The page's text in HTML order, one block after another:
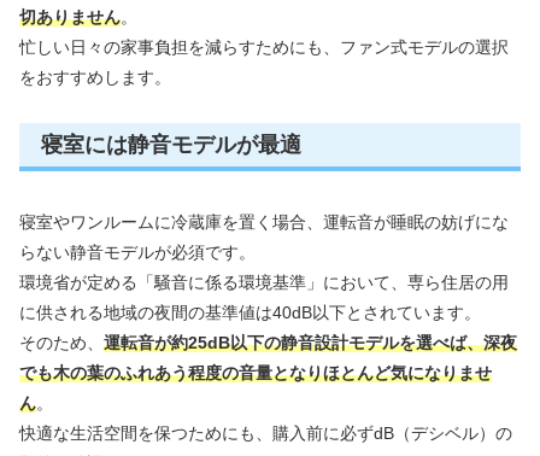
切ありません。
忙しい日々の家事負担を減らすためにも、ファン式モデルの選択
をおすすめします。
寝室には静音モデルが最適
寝室やワンルームに冷蔵庫を置く場合、運転音が睡眠の妨げにな
らない静音モデルが必須です。
環境省が定める「騒音に係る環境基準」において、専ら住居の用
に供される地域の夜間の基準値は40dB以下とされています。
そのため、 運転音が約25dB以下の静音設計モデルを選べば、深夜
でも木の葉のふれあう程度の音量となりほとんど気になりませ
ん。
快適な生活空間を保つためにも、購入前に必ずdB（デシベル）の